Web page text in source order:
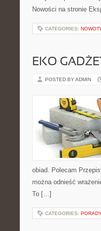
Nowości na stronie
CATEGORIES:
EKO
POSTED BY ADMIN
obiad. Polecam
można odnieść
To […]
CATEGORIES: